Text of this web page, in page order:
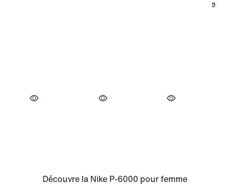
Découvre la Nike P-6000 pour femme